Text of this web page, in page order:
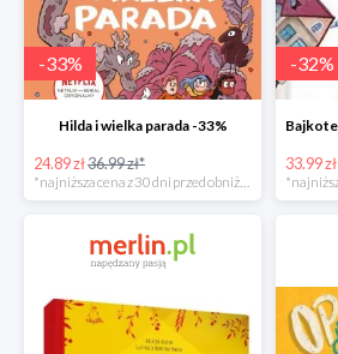
-33%
Hilda i wielka parada -33%
24.89 zł36.99 zł*
*najniższa cena z 30 dni przed obniżką
-32%
33.99 zł